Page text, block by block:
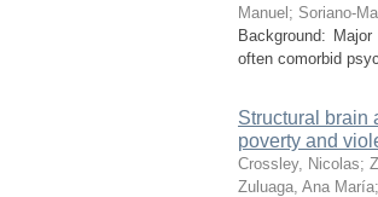
Manuel ; Soriano-
Background:
often comorbid
Structural brain
poverty and
Crossley, Nicolas;
Zuluaga, Ana María;